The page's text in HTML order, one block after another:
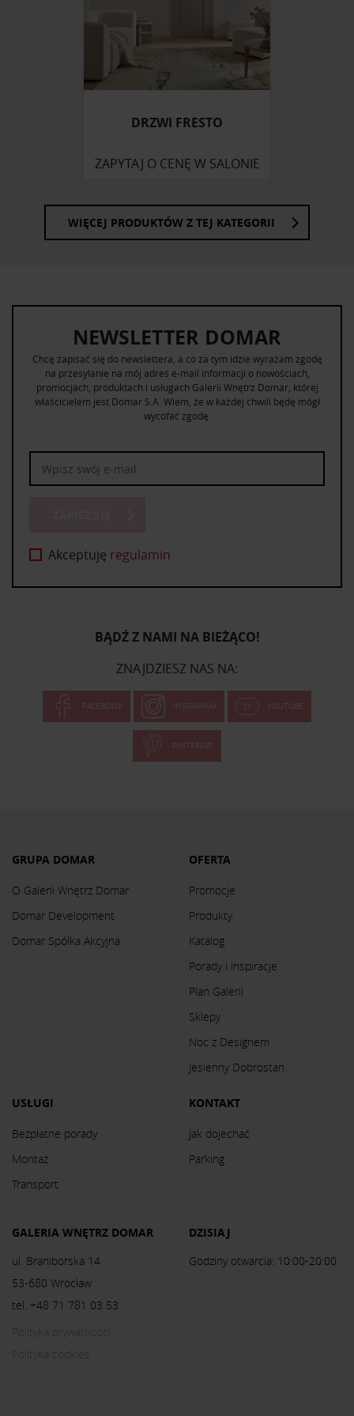
Partnerzy mogą połączyć te informacje z innymi danymi
otrzymanymi od Ciebie lub uzyskanymi podczas
korzystania z ich usług.
DRZWI FRESTO
ZAPYTAJ O CENĘ W SALONIE
WIĘCEJ PRODUKTÓW Z TEJ KATEGORII
NEWSLETTER DOMAR
Chcę zapisać się do newslettera, a co za tym idzie wyrażam zgodę
na przesyłanie na mój adres e-mail informacji o nowościach,
promocjach, produktach i usługach Galerii Wnętrz Domar, której
właścicielem jest Domar S.A. Wiem, że w każdej chwili będę mógł
wycofać zgodę.
Akceptuję regulamin
BĄDŹ Z NAMI NA BIEŻĄCO!
ZNAJDZIESZ NAS NA:
FACEBOOK INSTAGRAM YOUTUBE
PINTEREST
GRUPA DOMAR
O Galerii Wnętrz Domar
Domar Development
Domar Spółka Akcyjna
OFERTA
Promocje
Produkty
Katalog
Porady i inspiracje
Plan Galerii
Sklepy
Noc z Designem
Jesienny Dobrostan
USŁUGI
Bezpłatne porady
Montaż
Transport
KONTAKT
Jak dojechać
Parking
GALERIA WNĘTRZ DOMAR
ul. Braniborska 14
53-680 Wrocław
tel. +48 71 781 03 53
DZISIAJ
Godziny otwarcia: 10:00-20:00